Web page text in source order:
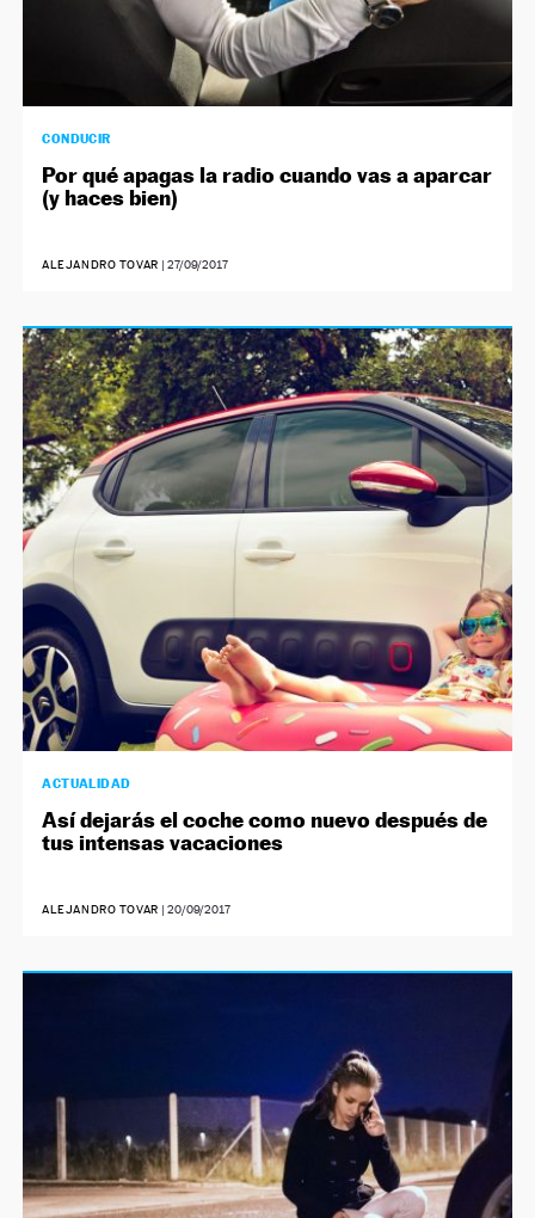
CONDUCIR
Por qué apagas la radio cuando vas a aparcar
(y haces bien)
ALEJANDRO TOVAR |27/09/2017
ACTUALIDAD
Así dejarás el coche como nuevo después de
tus intensas vacaciones
ALEJANDRO TOVAR |20/09/2017